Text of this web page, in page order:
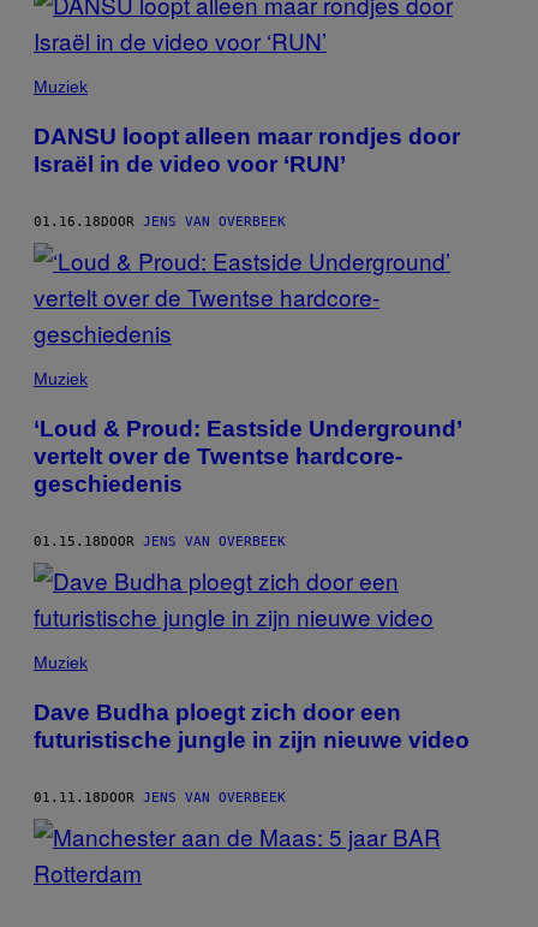
Muziek
DANSU loopt alleen maar rondjes door
Israël in de video voor ‘RUN’
01.16.18DOOR JENS VAN OVERBEEK
Muziek
‘Loud & Proud: Eastside Underground’
vertelt over de Twentse hardcore-
geschiedenis
01.15.18DOOR JENS VAN OVERBEEK
Muziek
Dave Budha ploegt zich door een
futuristische jungle in zijn nieuwe video
01.11.18DOOR JENS VAN OVERBEEK